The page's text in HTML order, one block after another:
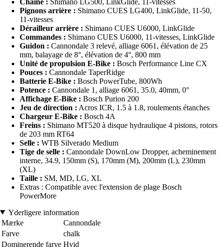
Pignons arrière : Shimano CUES LG400, LinkGlide, 11-50,
11-vitesses
Dérailleur arrière : Shimano CUES U6000, LinkGlide
Commandes : Shimano CUES U6000, 11-vitesses, LinkGlide
Guidon : Cannondale 3 relevé, alliage 6061, élévation de 25
mm, balayage de 8°, élévation de 4°, 800 mm
Unité de propulsion E-Bike : Bosch Performance Line CX
Pouces : Cannondale TaperRidge
Batterie E-Bike : Bosch PowerTube, 800Wh
Potence : Cannondale 1, alliage 6061, 35.0, 40mm, 0°
Affichage E-Bike : Bosch Purion 200
Jeu de direction : Acros ICR, 1.5 à 1.8, roulements étanches
Chargeur E-Bike : Bosch 4A
Freins : Shimano MT520 à disque hydraulique 4 pistons, rotors
de 203 mm RT64
Selle : WTB Silverado Medium
Tige de selle : Cannondale DownLow Dropper, acheminement
interne, 34.9, 150mm (S), 170mm (M), 200mm (L), 230mm
(XL)
Taille : SM, MD, LG, XL
Extras : Compatible avec l'extension de plage Bosch
PowerMore
Yderligere information
Mærke
Cannondale
Farve
chalk
Dominerende farve Hvid